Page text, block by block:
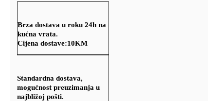
Brza dostava u roku 24h na
kućna vrata.
Cijena dostave:10KM
Standardna dostava,
mogućnost preuzimanja u
najbližoj pošti.